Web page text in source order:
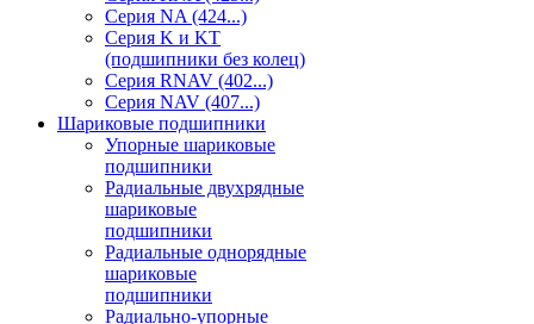
Серия NA (424...)
Серия K и KT
(подшипники без колец)
Серия RNAV (402...)
Серия NAV (407...)
Шариковые подшипники
Упорные шариковые
подшипники
Радиальные двухрядные
шариковые
подшипники
Радиальные однорядные
шариковые
подшипники
Радиально-упорные